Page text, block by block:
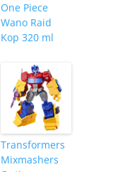
One Piece
Wano Raid
Kop 320 ml
Transformers
Mixmashers